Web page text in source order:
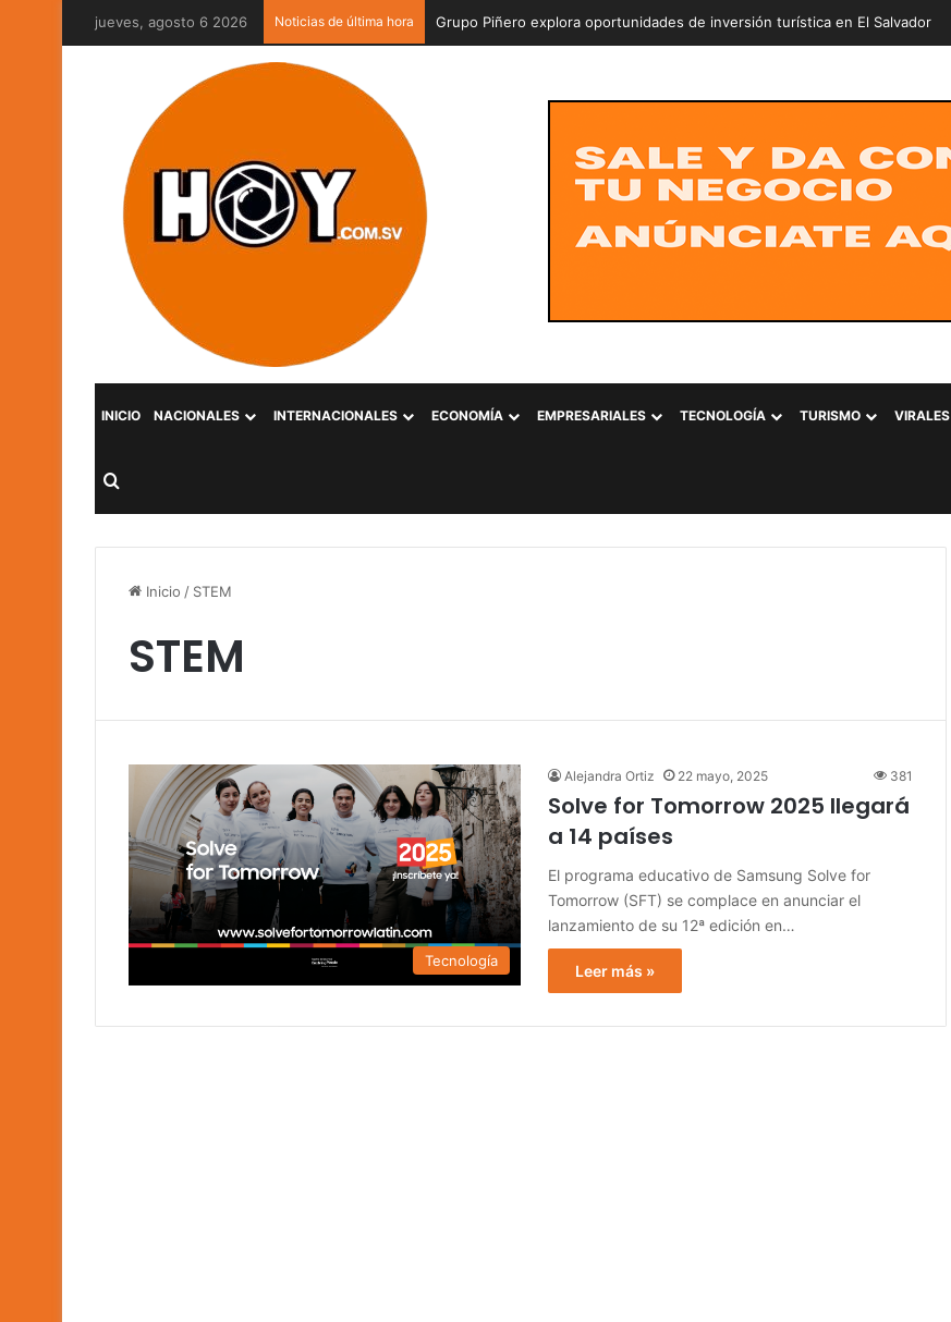
jueves, agosto 6 2026 Noticias de última hora Grupo Piñero explora oportunidades de inversión turística en El Salvador
INICIO NACIONALES INTERNACIONALES ECONOMÍA EMPRESARIALES TECNOLOGÍA TURISMO VIRALES
Buscar por
Inicio / STEM
STEM
Tecnología
Alejandra Ortiz 22 mayo, 2025 381
Solve for Tomorrow 2025 llegará
a 14 países
El programa educativo de Samsung Solve for
Tomorrow (SFT) se complace en anunciar el
lanzamiento de su 12ª edición en…
Leer más »